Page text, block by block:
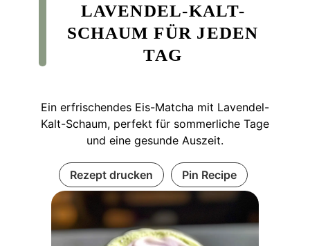
LAVENDEL-KALT-
SCHAUM FÜR JEDEN
TAG
Ein erfrischendes Eis-Matcha mit Lavendel-
Kalt-Schaum, perfekt für sommerliche Tage
und eine gesunde Auszeit.
Rezept drucken Pin Recipe